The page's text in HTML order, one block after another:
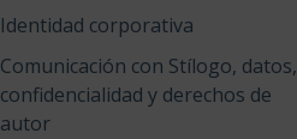
Identidad corporativa
Comunicación con Stílogo, datos,
confidencialidad y derechos de
autor